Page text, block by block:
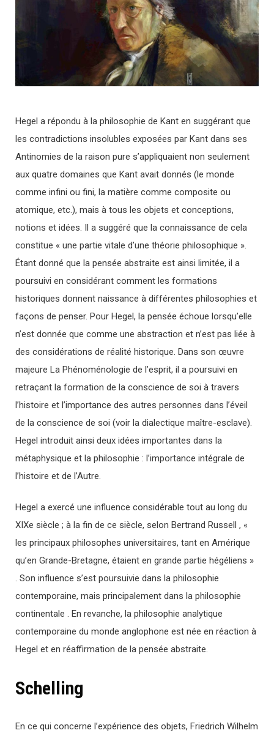
Hegel a répondu à la philosophie de Kant en suggérant que
les contradictions insolubles exposées par Kant dans ses
Antinomies de la raison pure s’appliquaient non seulement
aux quatre domaines que Kant avait donnés (le monde
comme infini ou fini, la matière comme composite ou
atomique, etc.), mais à tous les objets et conceptions,
notions et idées. Il a suggéré que la connaissance de cela
constitue « une partie vitale d’une théorie philosophique ».
Étant donné que la pensée abstraite est ainsi limitée, il a
poursuivi en considérant comment les formations
historiques donnent naissance à différentes philosophies et
façons de penser. Pour Hegel, la pensée échoue lorsqu’elle
n’est donnée que comme une abstraction et n’est pas liée à
des considérations de réalité historique. Dans son œuvre
majeure La Phénoménologie de l’esprit, il a poursuivi en
retraçant la formation de la conscience de soi à travers
l’histoire et l’importance des autres personnes dans l’éveil
de la conscience de soi (voir la dialectique maître-esclave).
Hegel introduit ainsi deux idées importantes dans la
métaphysique et la philosophie : l’importance intégrale de
l’histoire et de l’Autre.
Hegel a exercé une influence considérable tout au long du
XIXe siècle ; à la fin de ce siècle, selon Bertrand Russell , «
les principaux philosophes universitaires, tant en Amérique
qu’en Grande-Bretagne, étaient en grande partie hégéliens »
. Son influence s’est poursuivie dans la philosophie
contemporaine, mais principalement dans la philosophie
continentale . En revanche, la philosophie analytique
contemporaine du monde anglophone est née en réaction à
Hegel et en réaffirmation de la pensée abstraite.
Schelling
En ce qui concerne l’expérience des objets, Friedrich Wilhelm